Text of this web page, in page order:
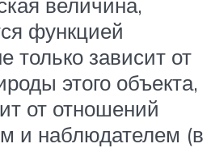
величина,
функцией
только зависит от
этого объекта,
от отношений
и наблюдателем (в